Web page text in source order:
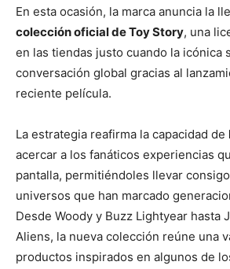
En esta ocasión, la marca anuncia la
colección oficial de Toy Story, una
en las tiendas justo cuando la icónica
conversación global gracias al
reciente película.
La estrategia reafirma la capacidad de
acercar a los fanáticos experiencias
pantalla, permitiéndoles llevar
universos que han marcado
Desde Woody y Buzz Lightyear hasta
Aliens, la nueva colección reúne una
productos inspirados en algunos de